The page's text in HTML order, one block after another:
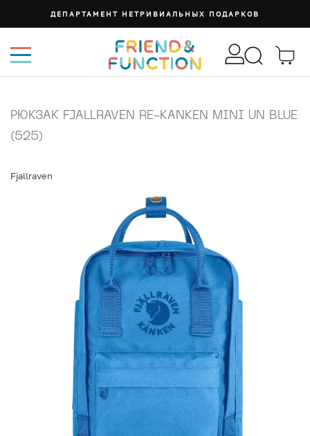
ДЕПАРТАМЕНТ НЕТРИВИАЛЬНЫХ ПОДАРКОВ
РЮКЗАК FJALLRAVEN RE-KANKEN MINI UN BLUE
(525)
Fjallraven